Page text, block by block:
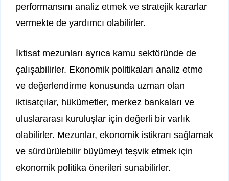
performansını analiz etmek ve stratejik kararlar
vermekte de yardımcı olabilirler.
İktisat mezunları ayrıca kamu sektöründe de
çalışabilirler. Ekonomik politikaları analiz etme
ve değerlendirme konusunda uzman olan
iktisatçılar, hükümetler, merkez bankaları ve
uluslararası kuruluşlar için değerli bir varlık
olabilirler. Mezunlar, ekonomik istikrarı sağlamak
ve sürdürülebilir büyümeyi teşvik etmek için
ekonomik politika önerileri sunabilirler.